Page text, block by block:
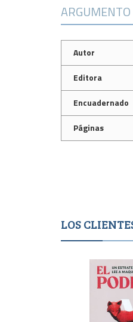
ARGUMENTO
Autor
Editora
Encuadernado
Páginas
LOS